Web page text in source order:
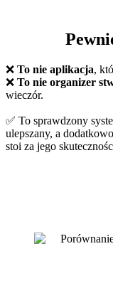
❌ To nie aplikacja,
❌ To nie organizer
wieczór.
✅ To sprawdzony
ulepszany, a
stoi za jego